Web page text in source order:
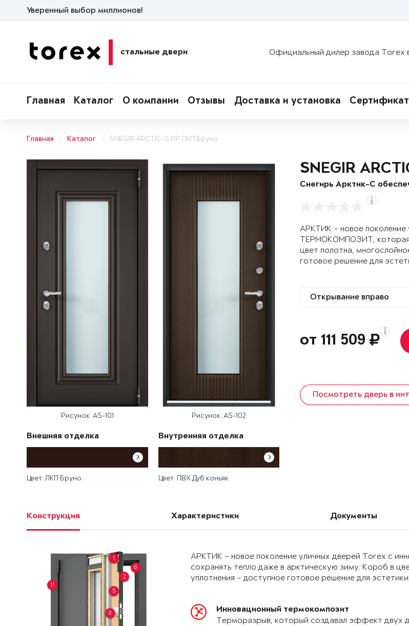
Уверенный выбор миллионов!
стальные двери Официальный дилер завода Torex
Главная Каталог О компании Отзывы Доставка и установка
Главная Каталог SNEGIR ARCTIC-S PP ЛКП Бруно
Рисунок: AS-101
Внешняя отделка
Цвет: ЛКП Бруно
Рисунок: AS-102
Внутренняя отделка
Цвет: ПВХ Дуб коньяк
SNEGIR
Снегирь Арктик-С
АРКТИК – новое поколение
ТЕРМОКОМПОЗИТ, которая
цвет полотна,
готовое решение для
от 111 509
Посмотреть дверь в
Конструкция Характеристики Документы
1
2
5
6
8
11
АРКТИК – новое поколение уличных дверей Torex с
сохранять тепло даже в арктическую зиму. Короб в
уплотнения – доступное готовое решение для
Инновационный термокомпозит
Терморазрыв, который создавал эффект двух